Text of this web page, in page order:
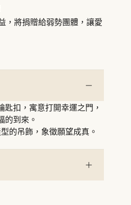
，將捐贈給弱勢團體，讓愛
扣，寓意打開幸運之門，
的到來。
的吊飾，象徵願望成真。